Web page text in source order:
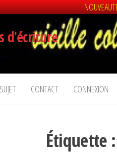
d'écriture
CONTACT CONNEXION
Étiquette :